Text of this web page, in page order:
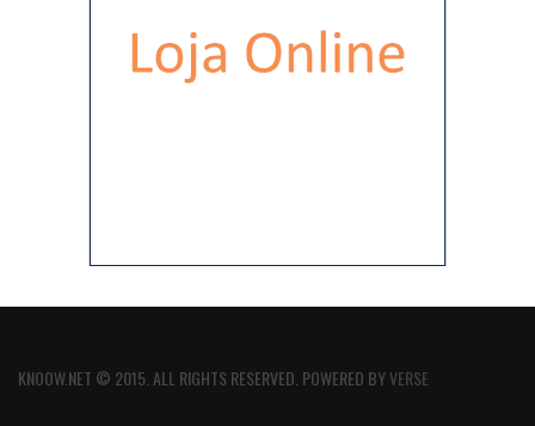
KNOOW.NET © 2015. ALL RIGHTS RESERVED. POWERED BYVERSE